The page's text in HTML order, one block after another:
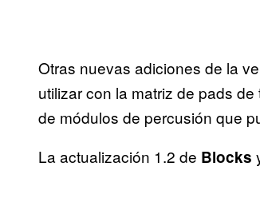
Otras nuevas adiciones de la
utilizar con la matriz de pads de
de módulos de percusión que
La actualización 1.2 de Blocks